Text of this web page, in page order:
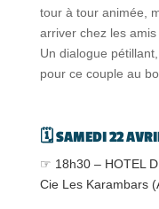
tour à tour animée,
arriver chez les
Un dialogue
pour ce couple au
🗓️ SAMEDI 22
☞ 18h30 – HOTEL
Cie Les Karambars